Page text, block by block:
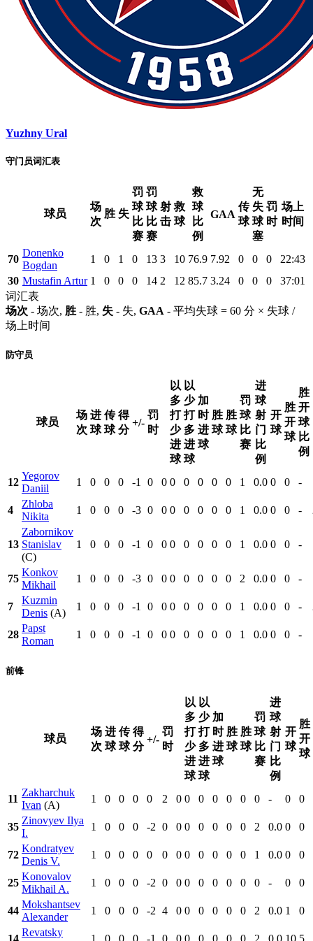
Yuzhny Ural
守门员词汇表
球员
场
次
胜 失
罚
球
比
赛
罚
球
比
赛
射
击
救
球
救
球
比
例
GAA
传
球
无
失
球
塞
罚
时
场上
时间
70
Donenko
Bogdan
1 0 1 0 13 3 10 76.9 7.92 0 0 0
22:43
30 Mustafin Artur 1 0 0 0 14 2 12 85.7 3.24 0 0 0
37:01
词汇表
场次 - 场次, 胜 - 胜, 失 - 失, GAA - 平均失球 = 60 分 × 失球 /
场上时间
防守员
球员
场
次
进
球
传
球
得
分
+/-
罚
时
以
多
打
少
进
球
以
少
打
多
进
球
加
时
进
球
胜
球
胜
球
罚
球
比
赛
进
球
射
门
比
例
开
球
胜
开
球
胜
开
球
比
例
12
Yegorov
Daniil
1 0 0 0 -1 0 0 0 0 0 0 0 1 0.0 0 0 -
4
Zhloba
Nikita
1 0 0 0 -3 0 0 0 0 0 0 0 1 0.0 0 0 -
13
Zabornikov
Stanislav
(C)
1 0 0 0 -1 0 0 0 0 0 0 0 1 0.0 0 0 -
75
Konkov
Mikhail
1 0 0 0 -3 0 0 0 0 0 0 0 2 0.0 0 0 -
7
Kuzmin
Denis (A)
1 0 0 0 -1 0 0 0 0 0 0 0 1 0.0 0 0 -
28
Papst
Roman
1 0 0 0 -1 0 0 0 0 0 0 0 1 0.0 0 0 -
前锋
球员
场
次
进
球
传
球
得
分
+/-
罚
时
以
多
打
少
进
球
以
少
打
多
进
球
加
时
进
球
胜
球
胜
球
罚
球
比
赛
进
球
射
门
比
例
开
球
胜
开
球
11
Zakharchuk
Ivan (A)
1 0 0 0 0 2 0 0 0 0 0 0 0 - 0 0
35
Zinovyev Ilya
I.
1 0 0 0 -2 0 0 0 0 0 0 0 2 0.0 0 0
72
Kondratyev
Denis V.
1 0 0 0 0 0 0 0 0 0 0 0 1 0.0 0 0
25
Konovalov
Mikhail A.
1 0 0 0 -2 0 0 0 0 0 0 0 0 - 0 0
44
Mokshantsev
Alexander
1 0 0 0 -2 4 0 0 0 0 0 0 2 0.0 1 0
14
Revatsky
1 0 0 0 -1 0 0 0 0 0 0 0 2 0.0 10 5